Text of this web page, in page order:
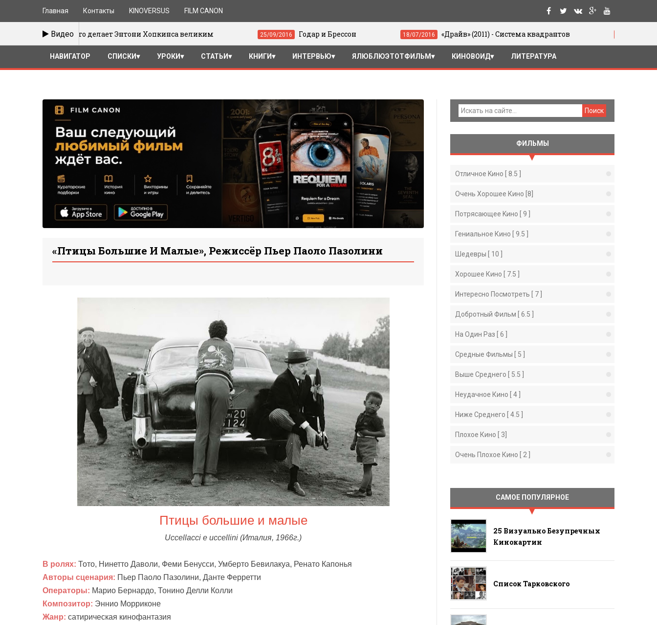
Главная Контакты KINOVERSUS FILM CANON
Видео
Что делает Энтони Хопкинса великим 25/09/2016 Годар и Брессон 18/07/2016 «Драйв» (2011) - Система квадрантов 05/06/2016 Юрий
НАВИГАТОР СПИСКИ УРОКИ СТАТЬИ КНИГИ ИНТЕРВЬЮ ЯЛЮБЛЮЭТОТФИЛЬМ КИНОВОИД ЛИТЕРАТУРА
«Птицы Большие И Малые», Режиссёр Пьер Паоло Пазолини
Птицы большие и малые
Uccellacci e uccellini (Италия, 1966г.)
В ролях: Тото, Нинетто Даволи, Феми Бенусси, Умберто Бевилакуа, Ренато Капонья
Авторы сценария: Пьер Паоло Пазолини, Данте Ферретти
Операторы: Марио Бернардо, Тонино Делли Колли
Композитор: Эннио Морриконе
Жанр: сатирическая кинофантазия
ФИЛЬМЫ
Отличное Kино [ 8.5 ]
Очень Хорошее Кино [8]
Потрясающее Kино [ 9 ]
Гениальное Кино [ 9.5 ]
Шедевры [ 10 ]
Хорошее Кино [ 7.5 ]
Интересно Посмотреть [ 7 ]
Добротный Фильм [ 6.5 ]
На Один Раз [ 6 ]
Средные Фильмы [ 5 ]
Выше Среднего [ 5.5 ]
Неудачное Кино [ 4 ]
Ниже Среднего [ 4.5 ]
Плохое Кино [ 3]
Очень Плохое Кино [ 2 ]
САМОЕ ПОПУЛЯРНОЕ
25 Визуально Безупречных
Кинокартин
Список Тарковского